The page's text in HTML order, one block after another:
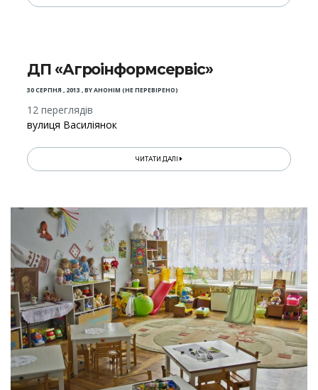
ДП «Агроінформсервіс»
30 СЕРПНЯ , 2013 ,BYАНОНІМ (НЕ ПЕРЕВІРЕНО)
12 переглядів
вулиця Василіянок
ЧИТАТИ ДАЛІ